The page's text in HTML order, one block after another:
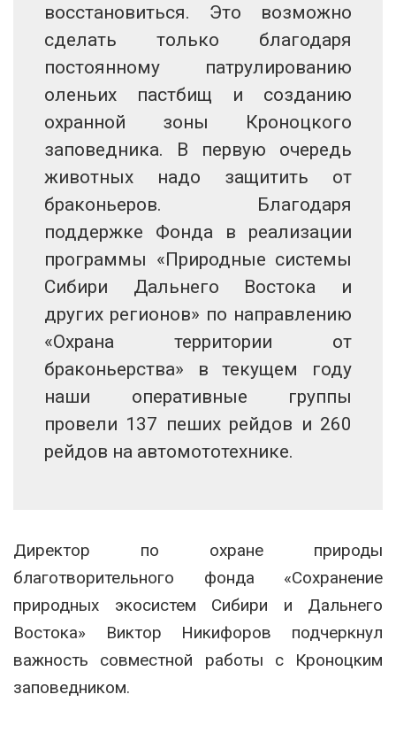
восстановиться. Это возможно
сделать только благодаря
постоянному патрулированию
оленьих пастбищ и созданию
охранной зоны Кроноцкого
заповедника. В первую очередь
животных надо защитить от
браконьеров. Благодаря
поддержке Фонда в реализации
программы «Природные системы
Сибири Дальнего Востока и
других регионов» по направлению
«Охрана территории от
браконьерства» в текущем году
наши оперативные группы
провели 137 пеших рейдов и 260
рейдов на автомототехнике.
Директор по охране природы
благотворительного фонда «Сохранение
природных экосистем Сибири и Дальнего
Востока» Виктор Никифоров подчеркнул
важность совместной работы с Кроноцким
заповедником.